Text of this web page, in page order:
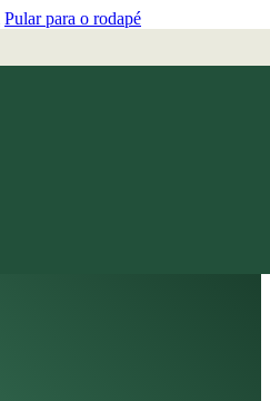
Pular para o rodapé